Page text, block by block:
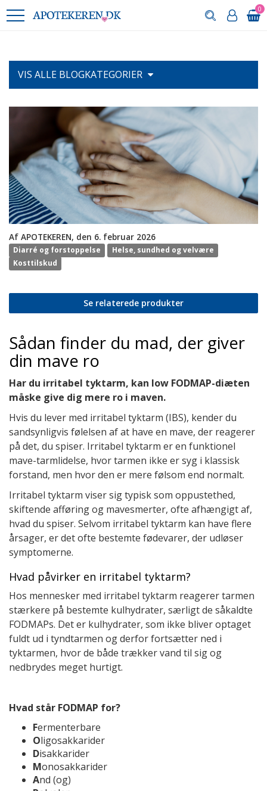
0
VIS ALLE BLOGKATEGORIER
Af APOTEKEREN, den 6. februar 2026
Diarré og forstoppelse
Helse, sundhed og velvære
Kosttilskud
Se relaterede produkter
Sådan finder du mad, der giver
din mave ro
Har du irritabel tyktarm, kan low FODMAP-diæten
måske give dig mere ro i maven.
Hvis du lever med irritabel tyktarm (IBS), kender du
sandsynligvis følelsen af at have en mave, der reagerer
på det, du spiser. Irritabel tyktarm er en funktionel
mave-tarmlidelse, hvor tarmen ikke er syg i klassisk
forstand, men hvor den er mere følsom end normalt.
Irritabel tyktarm viser sig typisk som oppustethed,
skiftende afføring og mavesmerter, ofte afhængigt af,
hvad du spiser. Selvom irritabel tyktarm kan have flere
årsager, er det ofte bestemte fødevarer, der udløser
symptomerne.
Hvad påvirker en irritabel tyktarm?
Hos mennesker med irritabel tyktarm reagerer tarmen
stærkere på bestemte kulhydrater, særligt de såkaldte
FODMAPs. Det er kulhydrater, som ikke bliver optaget
fuldt ud i tyndtarmen og derfor fortsætter ned i
tyktarmen, hvor de både trækker vand til sig og
nedbrydes meget hurtigt.
Hvad står FODMAP for?
Fermenterbare
Oligosakkarider
Disakkarider
Monosakkarider
And (og)